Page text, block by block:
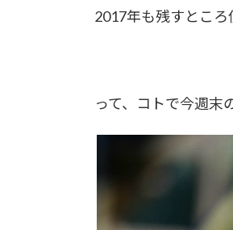
2017年も残すとこ
って、コトで今週末